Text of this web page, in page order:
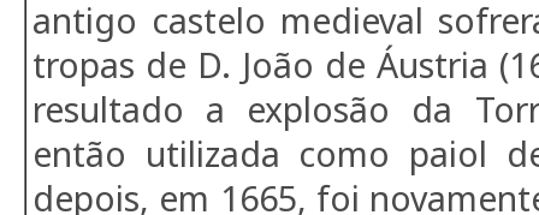
antigo castelo medieval
tropas de D. João de Áustria
resultado a explosão da
então utilizada como paiol
depois, em 1665, foi